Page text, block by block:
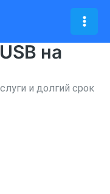
на
и долгий срок